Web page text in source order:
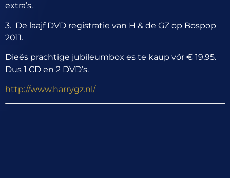
extra’s.
3. De laajf DVD registratie van H & de GZ op Bospop
2011.
Dieës prachtige jubileumbox es te kaup vör € 19,95.
Dus 1 CD en 2 DVD’s.
http://www.harrygz.nl/